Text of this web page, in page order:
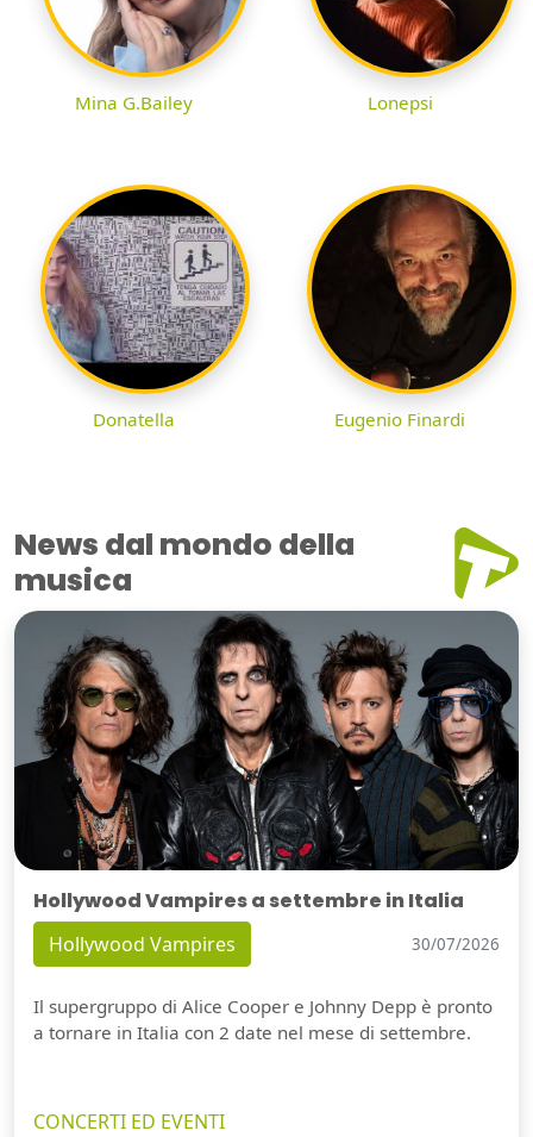
Mina G.Bailey Lonepsi
Donatella Eugenio Finardi
News dal mondo della
musica
Hollywood Vampires a settembre in Italia
Hollywood Vampires 30/07/2026
Il supergruppo di Alice Cooper e Johnny Depp è pronto
a tornare in Italia con 2 date nel mese di settembre.
CONCERTI ED EVENTI